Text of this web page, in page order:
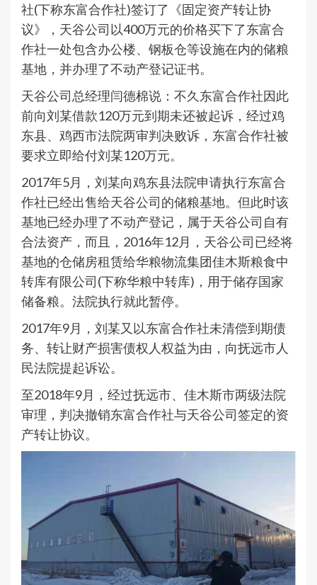
社(下称东富合作社)签订了《固定资产转让协
议》，天谷公司以400万元的价格买下了东富合
作社一处包含办公楼、钢板仓等设施在内的储粮
基地，并办理了不动产登记证书。
天谷公司总经理闫德棉说：不久东富合作社因此
前向刘某借款120万元到期未还被起诉，经过鸡
东县、鸡西市法院两审判决败诉，东富合作社被
要求立即给付刘某120万元。
2017年5月，刘某向鸡东县法院申请执行东富合
作社已经出售给天谷公司的储粮基地。但此时该
基地已经办理了不动产登记，属于天谷公司自有
合法资产，而且，2016年12月，天谷公司已经将
基地的仓储房租赁给华粮物流集团佳木斯粮食中
转库有限公司(下称华粮中转库)，用于储存国家
储备粮。法院执行就此暂停。
2017年9月，刘某又以东富合作社未清偿到期债
务、转让财产损害债权人权益为由，向抚远市人
民法院提起诉讼。
至2018年9月，经过抚远市、佳木斯市两级法院
审理，判决撤销东富合作社与天谷公司签定的资
产转让协议。